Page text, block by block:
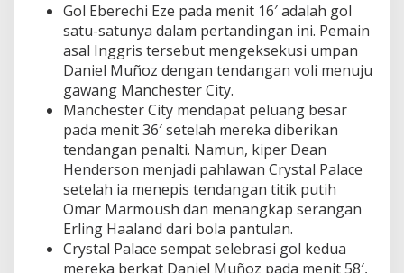
Gol Eberechi Eze pada menit 16′ adalah gol
satu-satunya dalam pertandingan ini. Pemain
asal Inggris tersebut mengeksekusi umpan
Daniel Muñoz dengan tendangan voli menuju
gawang Manchester City.
Manchester City mendapat peluang besar
pada menit 36′ setelah mereka diberikan
tendangan penalti. Namun, kiper Dean
Henderson menjadi pahlawan Crystal Palace
setelah ia menepis tendangan titik putih
Omar Marmoush dan menangkap serangan
Erling Haaland dari bola pantulan.
Crystal Palace sempat selebrasi gol kedua
mereka berkat Daniel Muñoz pada menit 58′,